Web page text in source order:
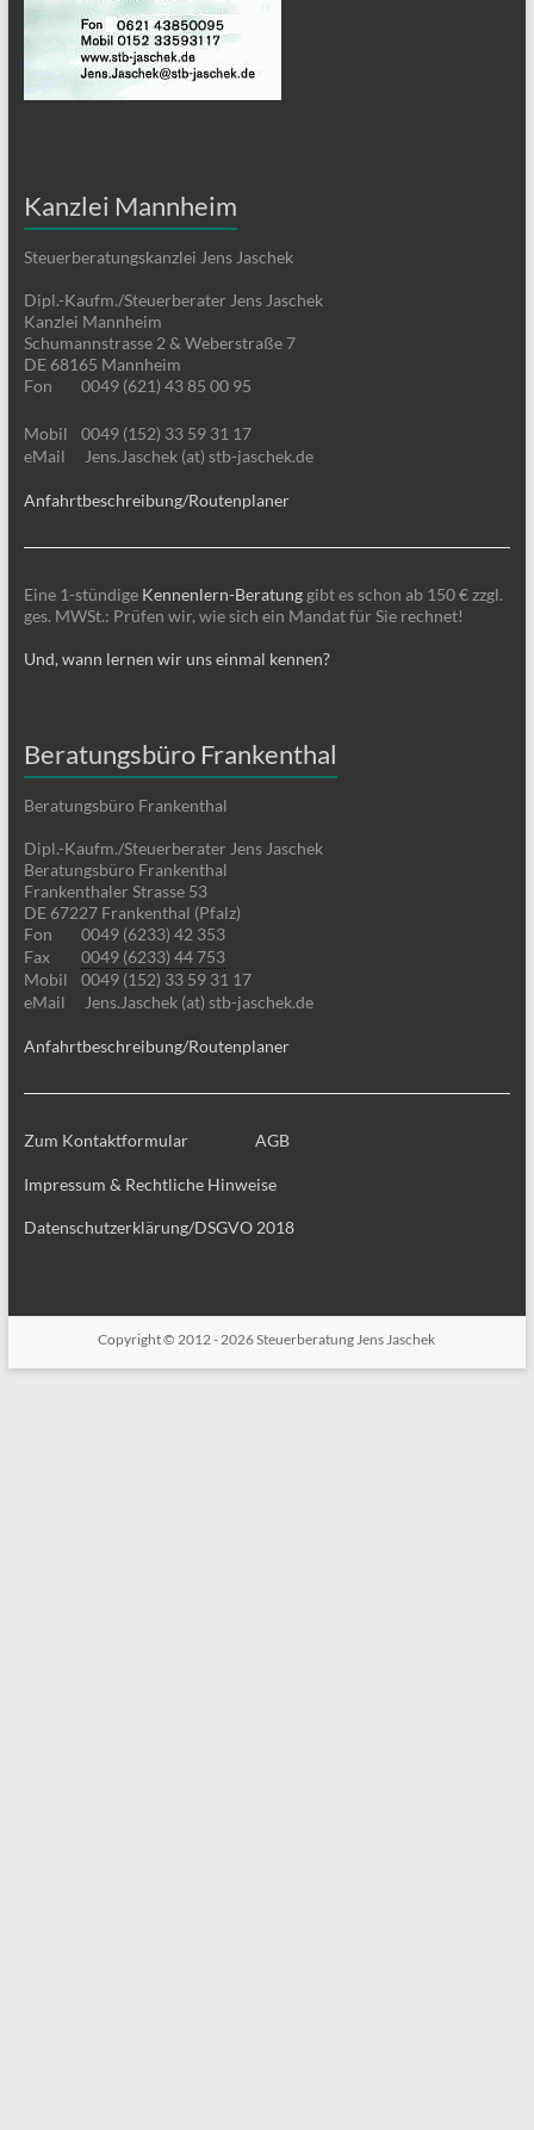
Kanzlei Mannheim
Steuerberatungskanzlei Jens Jaschek
Dipl.-Kaufm./Steuerberater Jens Jaschek
Kanzlei Mannheim
Schumannstrasse 2 & Weberstraße 7
DE 68165 Mannheim
Fon
0049 (621) 43 85 00 95
Mobil
0049 (152) 33 59 31 17
eMail
Jens.Jaschek (at) stb-jaschek.de
Anfahrtbeschreibung/Routenplaner
Eine 1-stündige Kennenlern-Beratunggibt es schon ab 150 € zzgl.
ges. MWSt.: Prüfen wir, wie sich ein Mandat für Sie rechnet!
Und, wann lernen wir uns einmal kennen?
Beratungsbüro Frankenthal
Beratungsbüro Frankenthal
Dipl.-Kaufm./Steuerberater Jens Jaschek
Beratungsbüro Frankenthal
Frankenthaler Strasse 53
DE 67227 Frankenthal (Pfalz)
Fon
0049 (6233) 42 353
Fax
0049 (6233) 44 753
Mobil
0049 (152) 33 59 31 17
eMail
Jens.Jaschek (at) stb-jaschek.de
Anfahrtbeschreibung/Routenplaner
Zum Kontaktformular AGB
Impressum & Rechtliche Hinweise
Datenschutzerklärung/DSGVO 2018
Copyright © 2012 - 2026Steuerberatung Jens Jaschek